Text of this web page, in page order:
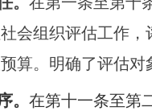
会组织评估工作
算。明确了评估对
。 在第十一条至第